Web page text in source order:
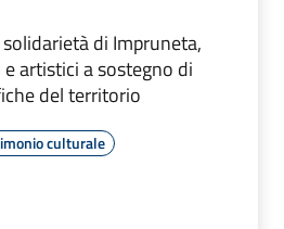
di Impruneta,
artistici a sostegno di
del territorio
culturale